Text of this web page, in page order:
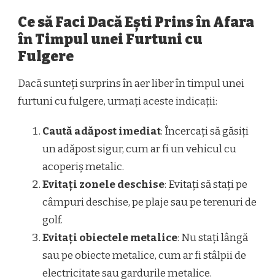
Ce să Faci Dacă Ești Prins în Afara
în Timpul unei Furtuni cu
Fulgere
Dacă sunteți surprins în aer liber în timpul unei
furtuni cu fulgere, urmați aceste indicații:
Caută adăpost imediat: Încercați să găsiți
un adăpost sigur, cum ar fi un vehicul cu
acoperiș metalic.
Evitați zonele deschise: Evitați să stați pe
câmpuri deschise, pe plaje sau pe terenuri de
golf.
Evitați obiectele metalice: Nu stați lângă
sau pe obiecte metalice, cum ar fi stâlpii de
electricitate sau gardurile metalice.